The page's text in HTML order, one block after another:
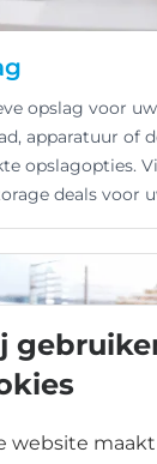
opslag voor
apparatuur of
opslagopties.
deals voor
website